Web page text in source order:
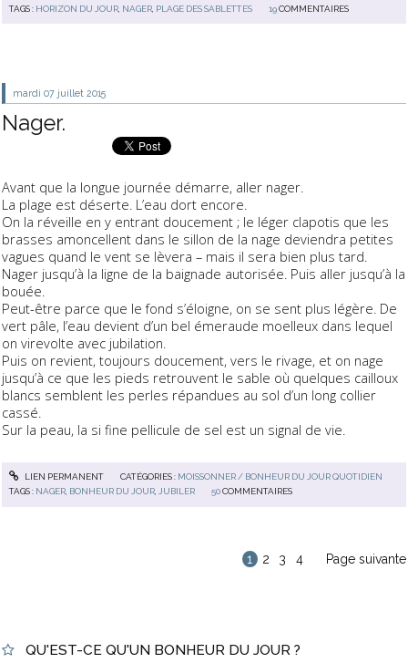
TAGS : HORIZON DU JOUR NAGER PLAGE DES SABLETTES 19 COMMENTAIRES
mardi 07 juillet 2015
Nager.
Avant que la longue journée démarre, aller nager.
La plage est déserte. L’eau dort encore.
On la réveille en y entrant doucement ; le léger clapotis que les
brasses amoncellent dans le sillon de la nage deviendra petites
vagues quand le vent se lèvera – mais il sera bien plus tard.
Nager jusqu’à la ligne de la baignade autorisée. Puis aller jusqu’à la
bouée.
Peut-être parce que le fond s’éloigne, on se sent plus légère. De
vert pâle, l’eau devient d’un bel émeraude moelleux dans lequel
on virevolte avec jubilation.
Puis on revient, toujours doucement, vers le rivage, et on nage
jusqu’à ce que les pieds retrouvent le sable où quelques cailloux
blancs semblent les perles répandues au sol d’un long collier
cassé.
Sur la peau, la si fine pellicule de sel est un signal de vie.
LIEN PERMANENT CATÉGORIES : MOISSONNER / BONHEUR DU JOUR QUOTIDIEN
TAGS : NAGER, BONHEUR DU JOUR,JUBILER 50 COMMENTAIRES
1 2 3 4 Page suivante
QU'EST-CE QU'UN BONHEUR DU JOUR ?